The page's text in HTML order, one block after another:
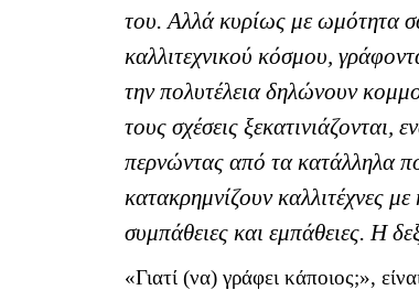
του. Αλλά κυρίως με ωμότητα
καλλιτεχνικού κόσμου,
την πολυτέλεια δηλώνουν
τους σχέσεις ξεκατινιάζονται,
περνώντας από τα κατάλληλα
κατακρημνίζουν καλλιτέχνες
συμπάθειες και εμπάθειες.H
«Γιατί (να) γράφει κάποιος;»,